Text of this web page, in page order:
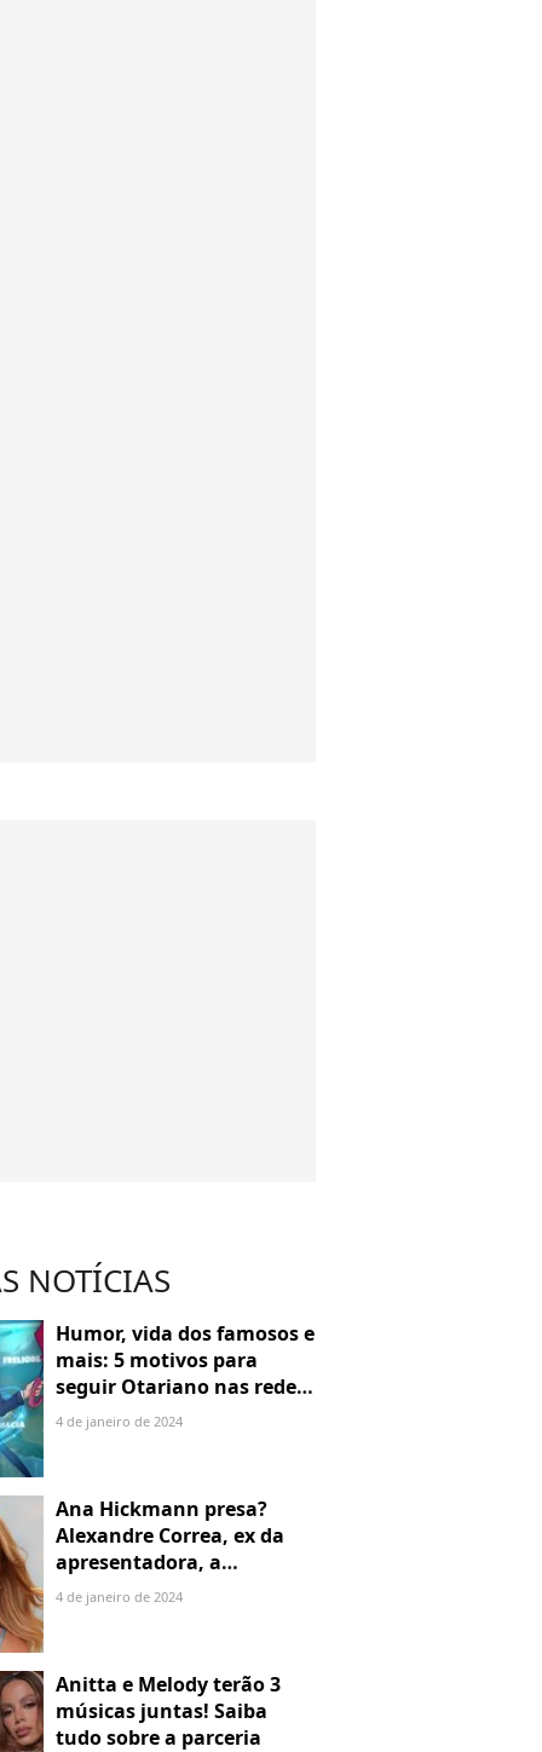
NOTÍCIAS
Humor, vida dos famosos e
mais: 5 motivos para
seguir Otariano nas redes
sociais
4 de janeiro de 2024
Ana Hickmann presa?
Alexandre Correa, ex da
apresentadora, a
denuncia por alienação
4 de janeiro de 2024
Anitta e Melody terão 3
músicas juntas! Saiba
tudo sobre a parceria